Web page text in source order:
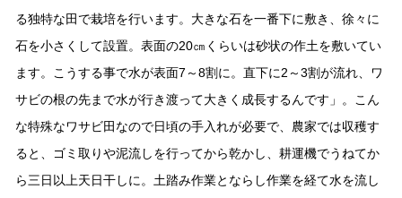
る独特な田で栽培を行います。大きな石を一番下に敷き、徐々に
石を小さくして設置。表面の20㎝くらいは砂状の作土を敷いてい
ます。こうする事で水が表面7～8割に。直下に2～3割が流れ、ワ
サビの根の先まで水が行き渡って大きく成長するんです」。こん
な特殊なワサビ田なので日頃の手入れが必要で、農家では収穫す
ると、ゴミ取りや泥流しを行ってから乾かし、耕運機でうねてか
ら三日以上天日干しに。土踏み作業とならし作業を経て水を流し